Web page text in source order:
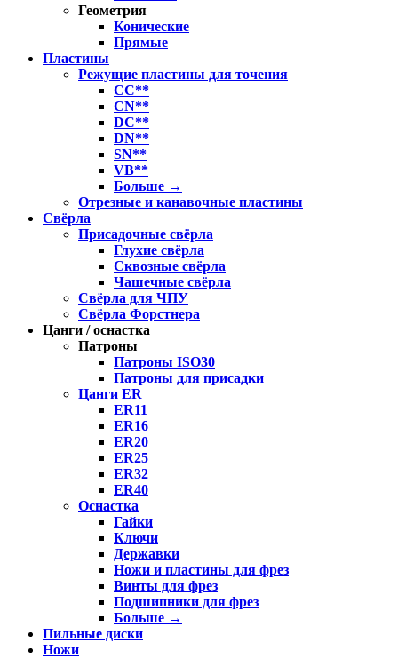
Геометрия
Конические
Прямые
Пластины
Режущие пластины для точения
CC**
CN**
DC**
DN**
SN**
VB**
Больше →
Отрезные и канавочные пластины
Свёрла
Присадочные свёрла
Глухие свёрла
Сквозные свёрла
Чашечные свёрла
Свёрла для ЧПУ
Свёрла Форстнера
Цанги / оснастка
Патроны
Патроны ISO30
Патроны для присадки
Цанги ER
ER11
ER16
ER20
ER25
ER32
ER40
Оснастка
Гайки
Ключи
Державки
Ножи и пластины для фрез
Винты для фрез
Подшипники для фрез
Больше →
Пильные диски
Ножи